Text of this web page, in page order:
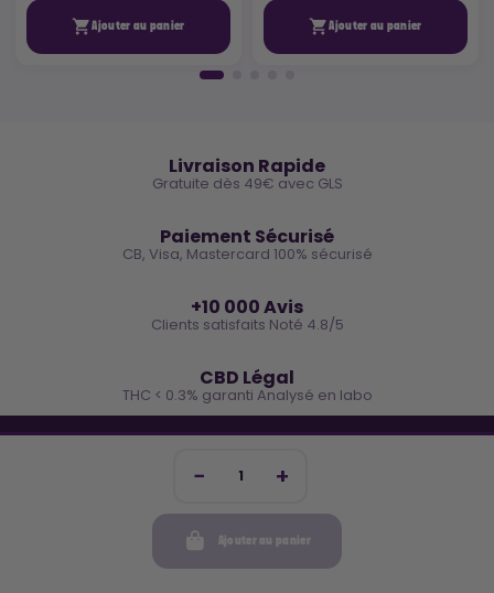
Ajouter au panier
Ajouter au panier Ajouter au panier
Livraison Rapide
Gratuite dès 49€ avec GLS
Paiement Sécurisé
CB, Visa, Mastercard 100% sécurisé
+10 000 Avis
Clients satisfaits Noté 4.8/5
CBD Légal
THC < 0.3% garanti Analysé en labo
Inscris-toi et reçois -10€ sur ta prochaine commande